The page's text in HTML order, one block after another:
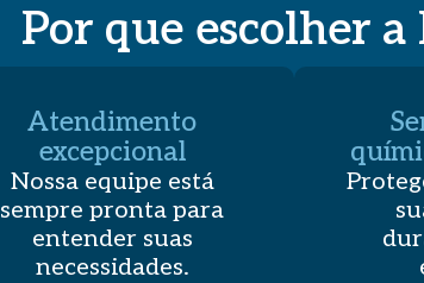
Por que escolher a
Atendimento
excepcional
Nossa equipe está
sempre pronta para
entender suas
necessidades.